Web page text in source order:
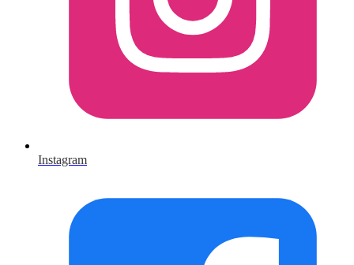
Instagram